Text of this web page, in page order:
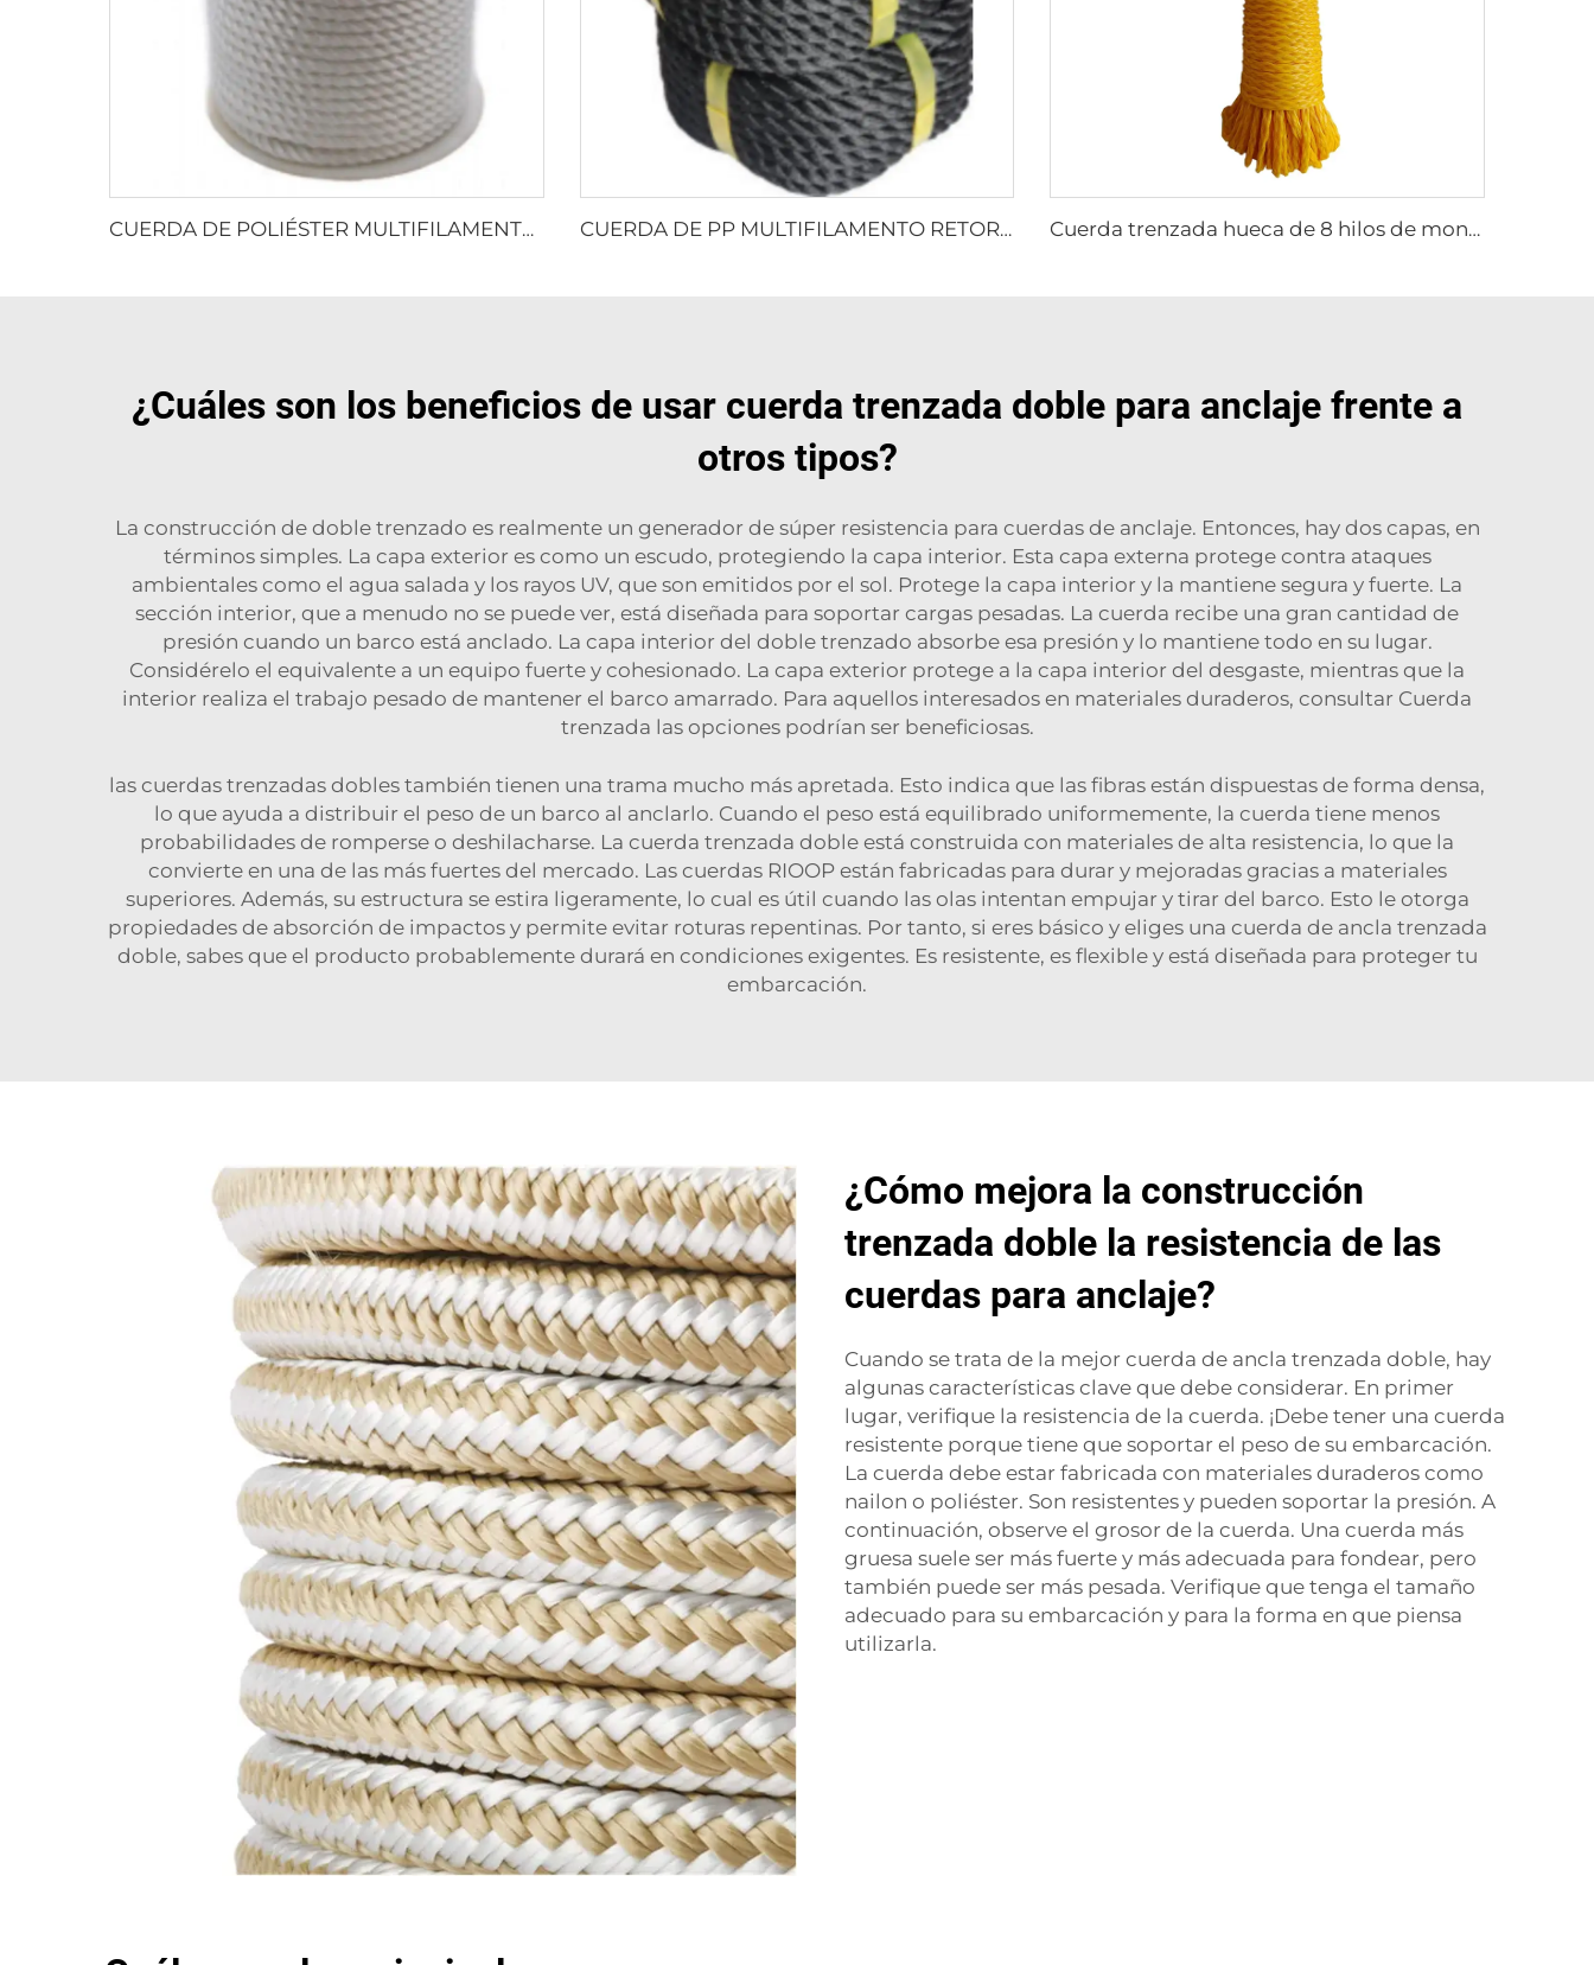
CUERDA DE POLIÉSTER MULTIFILAMENTO RETORCIDA CUERDA DE PP MULTIFILAMENTO RETORCIDA Cuerda trenzada hueca de 8 hilos de monofilamento PE
¿Cuáles son los beneficios de usar cuerda trenzada doble para anclaje frente a
otros tipos?
La construcción de doble trenzado es realmente un generador de súper resistencia para cuerdas de anclaje. Entonces, hay dos capas, en
términos simples. La capa exterior es como un escudo, protegiendo la capa interior. Esta capa externa protege contra ataques
ambientales como el agua salada y los rayos UV, que son emitidos por el sol. Protege la capa interior y la mantiene segura y fuerte. La
sección interior, que a menudo no se puede ver, está diseñada para soportar cargas pesadas. La cuerda recibe una gran cantidad de
presión cuando un barco está anclado. La capa interior del doble trenzado absorbe esa presión y lo mantiene todo en su lugar.
Considérelo el equivalente a un equipo fuerte y cohesionado. La capa exterior protege a la capa interior del desgaste, mientras que la
interior realiza el trabajo pesado de mantener el barco amarrado. Para aquellos interesados en materiales duraderos, consultar Cuerda
trenzada las opciones podrían ser beneficiosas.
las cuerdas trenzadas dobles también tienen una trama mucho más apretada. Esto indica que las fibras están dispuestas de forma densa,
lo que ayuda a distribuir el peso de un barco al anclarlo. Cuando el peso está equilibrado uniformemente, la cuerda tiene menos
probabilidades de romperse o deshilacharse. La cuerda trenzada doble está construida con materiales de alta resistencia, lo que la
convierte en una de las más fuertes del mercado. Las cuerdas RIOOP están fabricadas para durar y mejoradas gracias a materiales
superiores. Además, su estructura se estira ligeramente, lo cual es útil cuando las olas intentan empujar y tirar del barco. Esto le otorga
propiedades de absorción de impactos y permite evitar roturas repentinas. Por tanto, si eres básico y eliges una cuerda de ancla trenzada
doble, sabes que el producto probablemente durará en condiciones exigentes. Es resistente, es flexible y está diseñada para proteger tu
embarcación.
¿Cómo mejora la construcción
trenzada doble la resistencia de las
cuerdas para anclaje?
Cuando se trata de la mejor cuerda de ancla trenzada doble, hay
algunas características clave que debe considerar. En primer
lugar, verifique la resistencia de la cuerda. ¡Debe tener una cuerda
resistente porque tiene que soportar el peso de su embarcación.
La cuerda debe estar fabricada con materiales duraderos como
nailon o poliéster. Son resistentes y pueden soportar la presión. A
continuación, observe el grosor de la cuerda. Una cuerda más
gruesa suele ser más fuerte y más adecuada para fondear, pero
también puede ser más pesada. Verifique que tenga el tamaño
adecuado para su embarcación y para la forma en que piensa
utilizarla.